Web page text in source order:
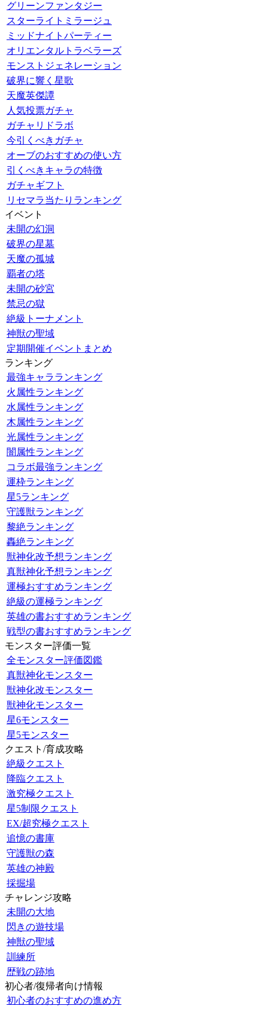
グリーンファンタジー
スターライトミラージュ
ミッドナイトパーティー
オリエンタルトラベラーズ
モンストジェネレーション
破界に響く星歌
天魔英傑譚
人気投票ガチャ
ガチャリドラボ
今引くべきガチャ
オーブのおすすめの使い方
引くべきキャラの特徴
ガチャギフト
リセマラ当たりランキング
イベント
未開の幻洞
破界の星墓
天魔の孤城
覇者の塔
未開の砂宮
禁忌の獄
絶級トーナメント
神獣の聖域
定期開催イベントまとめ
ランキング
最強キャラランキング
火属性ランキング
水属性ランキング
木属性ランキング
光属性ランキング
闇属性ランキング
コラボ最強ランキング
運枠ランキング
星5ランキング
守護獣ランキング
黎絶ランキング
轟絶ランキング
獣神化改予想ランキング
真獣神化予想ランキング
運極おすすめランキング
絶級の運極ランキング
英雄の書おすすめランキング
戦型の書おすすめランキング
モンスター評価一覧
全モンスター評価図鑑
真獣神化モンスター
獣神化改モンスター
獣神化モンスター
星6モンスター
星5モンスター
クエスト/育成攻略
絶級クエスト
降臨クエスト
激究極クエスト
星5制限クエスト
EX/超究極クエスト
追憶の書庫
守護獣の森
英雄の神殿
採掘場
チャレンジ攻略
未開の大地
閃きの遊技場
神獣の聖域
訓練所
歴戦の跡地
初心者/復帰者向け情報
初心者のおすすめの進め方